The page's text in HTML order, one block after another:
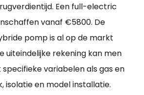
Een full-electric
vanaf €5800. De
pomp is al op de markt
uiteindelijke rekening kan men
variabelen als gas en
isolatie en model installatie.